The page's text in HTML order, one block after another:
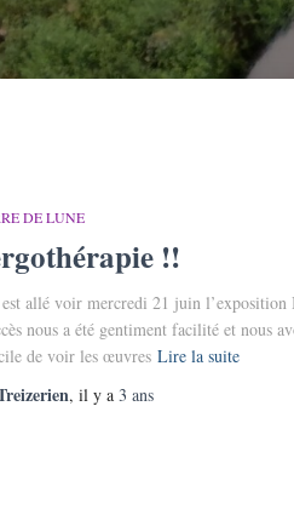
DE LUNE
!!
allé voir mercredi 21 juin
nous a été gentiment facilité et nous
de voir les œuvres Lire la suite
, il y a 3 ans